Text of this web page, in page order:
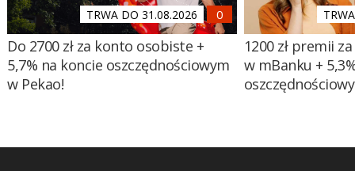
TRWA DO 31.08.2026
Do 2700 zł za konto osobiste +
5,7% na koncie oszczędnościowym
w Pekao!
1200 zł premii
w mBanku +